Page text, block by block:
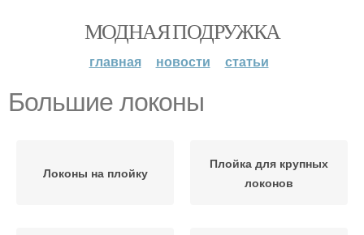
МОДНАЯ ПОДРУЖКА
главная новости статьи
Большие локоны
Локоны на плойку
Плойка для крупных
локонов